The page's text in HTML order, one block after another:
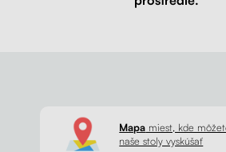
Mapa miest, kde
naše stoly vyskúšať